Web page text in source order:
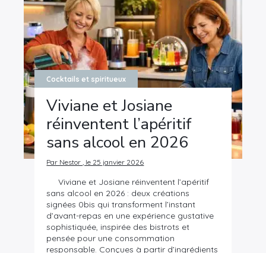
Cocktails et spiritueux
Viviane et Josiane
réinventent l’apéritif
sans alcool en 2026
Par Nestor , le 25 janvier 2026
Viviane et Josiane réinventent l’apéritif
sans alcool en 2026 : deux créations
signées 0bis qui transforment l’instant
d’avant-repas en une expérience gustative
sophistiquée, inspirée des bistrots et
pensée pour une consommation
responsable. Conçues à partir d’ingrédients